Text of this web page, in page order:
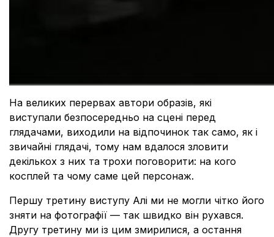
На великих перервах автори образів, які
виступали безпосередньо на сцені перед
глядачами, виходили на відпочинок так само, як і
звичайні глядачі, тому нам вдалося зловити
декількох з них та трохи поговорити: на кого
косплей та чому саме цей персонаж.
Першу третину виступу Алі ми не могли чітко його
зняти на фотографії — так швидко він рухався.
Другу третину ми із цим змирилися, а остання